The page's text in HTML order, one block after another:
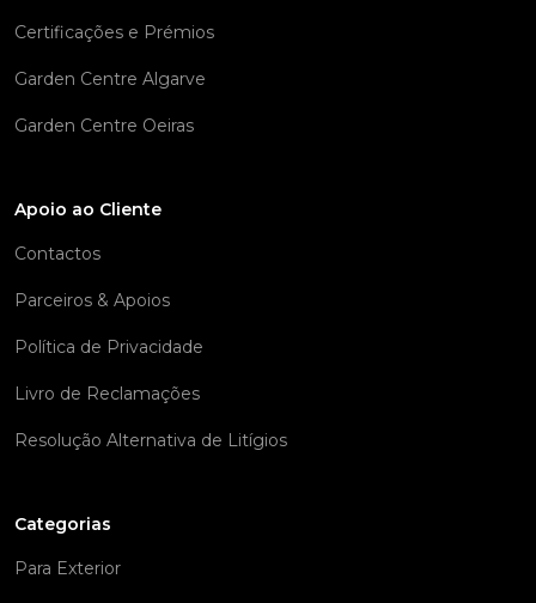
Certificações e Prémios
Garden Centre Algarve
Garden Centre Oeiras
Apoio ao Cliente
Contactos
Parceiros & Apoios
Política de Privacidade
Livro de Reclamações
Resolução Alternativa de Litígios
Categorias
Para Exterior